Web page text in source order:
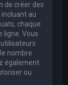
de créer des
au
chaque
ligne. Vous
nombre
également
ou